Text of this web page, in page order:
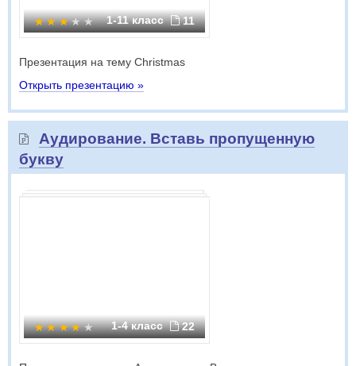
1-11 класс 11
Презентация на тему Christmas
Открыть презентацию »
Аудирование. Вставь пропущенную
букву
1-4 класс 22